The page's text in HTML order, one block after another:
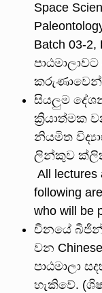
Space
Batch 03-
සියලුම
ක්‍රියාත්මක
නියමිත
ලින්කුව
All lectures
following
who will be
චීනයේ බීජින්
වන Chinese
පාඨමාලා
හැකිවේ.